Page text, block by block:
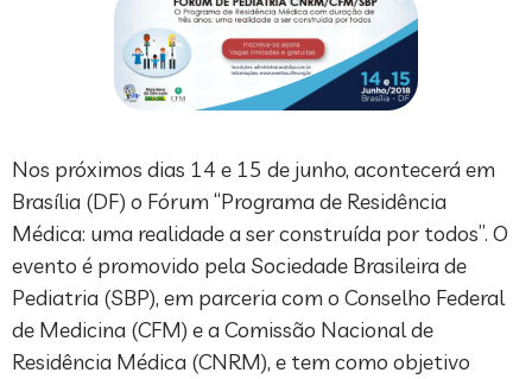
Nos próximos dias 14 e 15 de junho, acontecerá em
Brasília (DF) o Fórum “Programa de Residência
Médica: uma realidade a ser construída por todos”. O
evento é promovido pela Sociedade Brasileira de
Pediatria (SBP), em parceria com o Conselho Federal
de Medicina (CFM) e a Comissão Nacional de
Residência Médica (CNRM), e tem como objetivo